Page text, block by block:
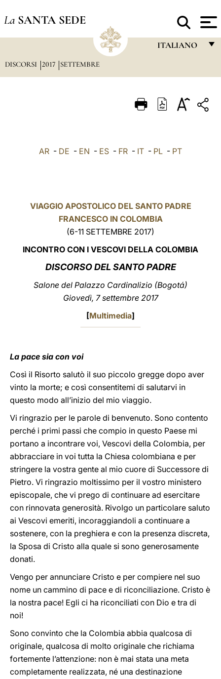
La SANTA SEDE
ITALIANO
ITALIANO
中文
DISCORSI 2017 SETTEMBRE
AR - DE - EN - ES - FR - IT - PL - PT
VIAGGIO APOSTOLICO DEL SANTO PADRE
FRANCESCO IN COLOMBIA
(6-11 SETTEMBRE 2017)
INCONTRO CON I VESCOVI DELLA COLOMBIA
DISCORSO DEL SANTO PADRE
Salone del Palazzo Cardinalizio (Bogotá)
Giovedì, 7 settembre 2017
[Multimedia]
La pace sia con voi
Così il Risorto salutò il suo piccolo gregge dopo aver
vinto la morte; e così consentitemi di salutarvi in
questo modo all’inizio del mio viaggio.
Vi ringrazio per le parole di benvenuto. Sono contento
perché i primi passi che compio in questo Paese mi
portano a incontrare voi, Vescovi della Colombia, per
abbracciare in voi tutta la Chiesa colombiana e per
stringere la vostra gente al mio cuore di Successore di
Pietro. Vi ringrazio moltissimo per il vostro ministero
episcopale, che vi prego di continuare ad esercitare
con rinnovata generosità. Rivolgo un particolare saluto
ai Vescovi emeriti, incoraggiandoli a continuare a
sostenere, con la preghiera e con la presenza discreta,
la Sposa di Cristo alla quale si sono generosamente
donati.
Vengo per annunciare Cristo e per compiere nel suo
nome un cammino di pace e di riconciliazione. Cristo è
la nostra pace! Egli ci ha riconciliati con Dio e tra di
noi!
Sono convinto che la Colombia abbia qualcosa di
originale, qualcosa di molto originale che richiama
fortemente l’attenzione: non è mai stata una meta
completamente realizzata, né una destinazione